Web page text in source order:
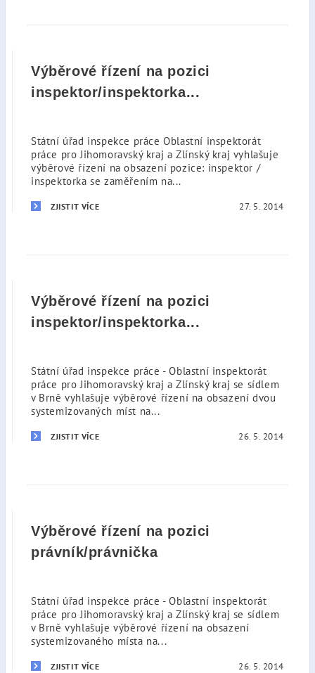
Výběrové řízení na pozici
inspektor/inspektorka...
Státní úřad inspekce práce Oblastní inspektorát
práce pro Jihomoravský kraj a Zlínský kraj vyhlašuje
výběrové řízení na obsazení pozice: inspektor /
inspektorka se zaměřením na...
ZJISTIT VÍCE 27. 5. 2014
Výběrové řízení na pozici
inspektor/inspektorka...
Státní úřad inspekce práce - Oblastní inspektorát
práce pro Jihomoravský kraj a Zlínský kraj se sídlem
v Brně vyhlašuje výběrové řízení na obsazení dvou
systemizovaných míst na...
ZJISTIT VÍCE 26. 5. 2014
Výběrové řízení na pozici
právník/právnička
Státní úřad inspekce práce - Oblastní inspektorát
práce pro Jihomoravský kraj a Zlínský kraj se sídlem
v Brně vyhlašuje výběrové řízení na obsazení
systemizovaného místa na...
ZJISTIT VÍCE 26. 5. 2014